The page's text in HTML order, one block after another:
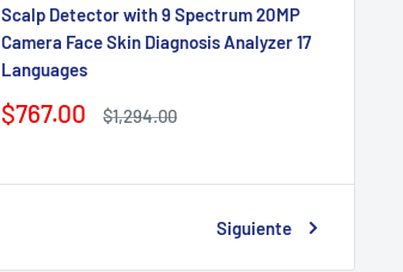
Scalp Detector with 9 Spectrum 20MP
Camera Face Skin Diagnosis Analyzer 17
Languages
Precio
$767.00
Precio
$1,294.00
Siguiente